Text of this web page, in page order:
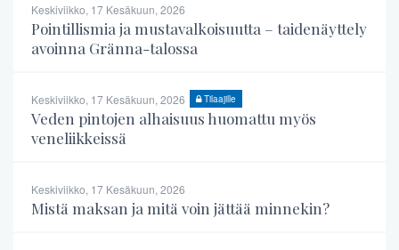
Keskiviikko, 17 Kesäkuun, 2026
Pointillismia ja mustavalkoisuutta – taidenäyttely
avoinna Gränna-talossa
Keskiviikko, 17 Kesäkuun, 2026 Tilaajille
Veden pintojen alhaisuus huomattu myös
veneliikkeissä
Keskiviikko, 17 Kesäkuun, 2026
Mistä maksan ja mitä voin jättää minnekin?